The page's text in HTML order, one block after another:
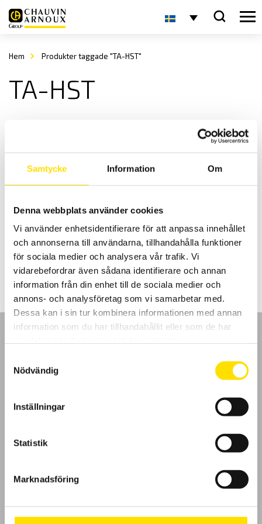
Samtycke Information Om
Denna webbplats använder cookies
Vi använder enhetsidentifierare för att anpassa innehållet
och annonserna till användarna, tillhandahålla funktioner
för sociala medier och analysera vår trafik. Vi
vidarebefordrar även sådana identifierare och annan
information från din enhet till de sociala medier och
annons- och analysföretag som vi samarbetar med.
Dessa kan i sin tur kombinera informationen med annan
information som du har tillhandahållit eller som de har
Nödvändig
Inställningar
Statistik
Marknadsföring
Hem Produkter taggade "TA-HST"
TA-HST
Anslutningslådor för ETL 28- och 36-serien
Praktiska anslutningslådor för ETL 28- och 36-serien
LÄS MER